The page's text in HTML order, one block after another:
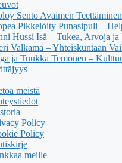
Sento Avaimen
Pikkelöity Punasipuli –
Hussi Isä – Tukea, Arvoja ja
Valkama – Yhteiskuntaan
ja Tuukka Temonen –
meistä
Policy
Policy
meille